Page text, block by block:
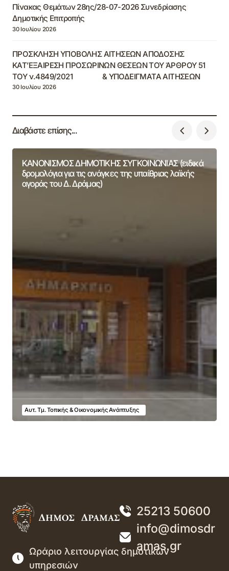
Πίνακας Θεμάτων 28ης/28-07-2026 Συνεδρίασης
Δημοτικής Επιτροπής
30 Ιουλίου 2026
ΠΡΟΣΚΛΗΣΗ ΥΠΟΒΟΛΗΣ ΑΙΤΗΣΕΩΝ ΑΠΟΔΟΣΗΣ
ΚΑΤ’ΕΞΑΙΡΕΣΗ ΠΡΟΣΩΡΙΝΩΝ ΘΕΣΕΩΝ ΤΟΥ ΆΡΘΡΟΥ 51
ΤΟΥ ν.4849/2021 & ΥΠΟΔΕΙΓΜΑΤΑ ΑΙΤΗΣΕΩΝ
30 Ιουλίου 2026
Διαβάστε επίσης...
ΚΑΝΟΝΙΣΜΟΣ ΔΗΜΟΤΙΚΗΣ ΣΥΓΚΟΙΝΩΝΙΑΣ (ειδικά
δρομολόγια για τις ανάγκες της υπαίθριας λαϊκής
αγοράς του Δ. Δράμας)
Αυτ. Τμ. Τοπικής & Οικονομικής Ανάπτυξης
25213 50600
info@dimosdr
amas.gr
Ωράριο λειτουργίας δημοτικών
υπηρεσιών